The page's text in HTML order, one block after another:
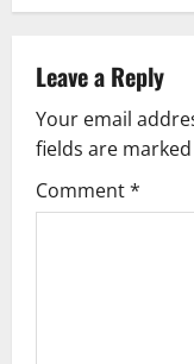
a
v
i
Leave a Reply
Your email
fields are marked
Comment*